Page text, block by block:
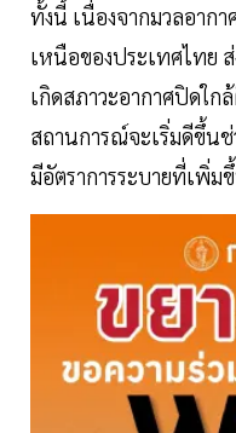
ทั้งนี้ เนื่องจากมวลอาก
เหนือของประเทศไทย
เกิดสภาวะอากาศปิดใก
สถานการณ์จะเริ่มดีขึ้น
มีอัตราการระบายที่เพิ่ม